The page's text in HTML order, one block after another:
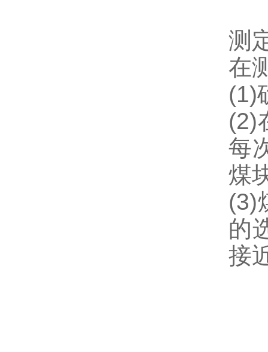
测
在
(1)
(2)
每
煤
(3)
的
接